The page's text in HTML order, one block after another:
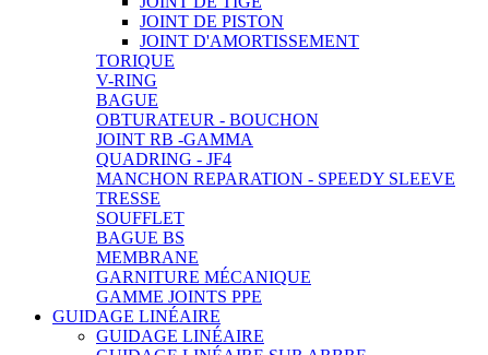
JOINT DE PISTON
JOINT D'AMORTISSEMENT
TORIQUE
V-RING
BAGUE
OBTURATEUR - BOUCHON
JOINT RB -GAMMA
QUADRING - JF4
MANCHON REPARATION - SPEEDY SLEEVE
TRESSE
SOUFFLET
BAGUE BS
MEMBRANE
GARNITURE MÉCANIQUE
GAMME JOINTS PPE
GUIDAGE LINÉAIRE
GUIDAGE LINÉAIRE